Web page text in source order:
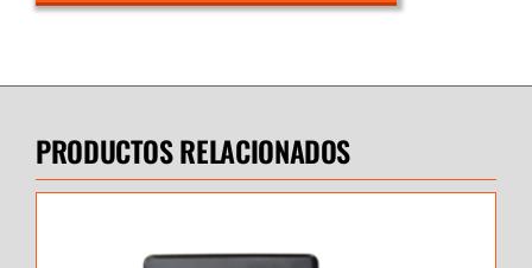
PRODUCTOS RELACIONADOS